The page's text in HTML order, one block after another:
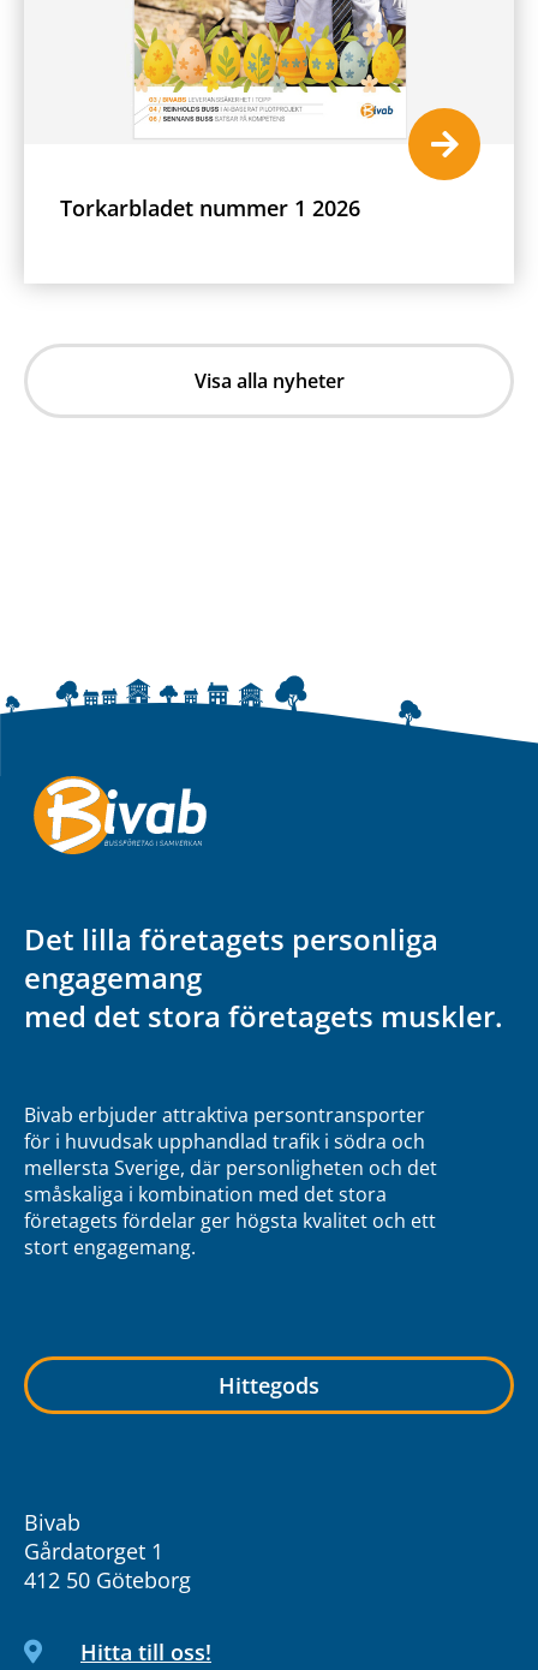
Torkarbladet nummer 1 2026
Visa alla nyheter
Det lilla företagets personliga
engagemang
med det stora företagets muskler.
Bivab erbjuder attraktiva persontransporter
för i huvudsak upphandlad trafik i södra och
mellersta Sverige, där personligheten och det
småskaliga i kombination med det stora
företagets fördelar ger högsta kvalitet och ett
stort engagemang.
Hittegods
Bivab
Gårdatorget 1
412 50 Göteborg
Hitta till oss!